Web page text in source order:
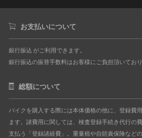
お支払いについて
銀行振込 がご利用できます。
銀行振込の振替手数料はお客様にご負担頂いてお
総額について
バイクを購入する際には本体価格の他に、登録費
ます。諸費用に関しては、検査登録手続き代行の
支払う「登録諸経費」。重量税や自賠責保険など